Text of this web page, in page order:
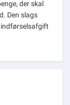
der skal
Den slags
indførselsafgift